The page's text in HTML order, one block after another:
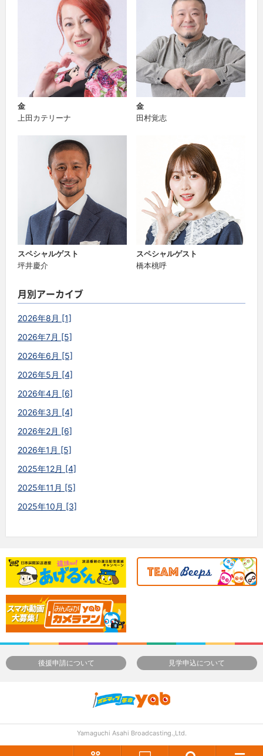
金
上田カテリーナ
金
田村覚志
スペシャルゲスト
坪井慶介
スペシャルゲスト
橋本桃呼
月別アーカイブ
2026年8月 [1]
2026年7月 [5]
2026年6月 [5]
2026年5月 [4]
2026年4月 [6]
2026年3月 [4]
2026年2月 [6]
2026年1月 [5]
2025年12月 [4]
2025年11月 [5]
2025年10月 [3]
後援申請について 見学申込について
Yamaguchi Asahi Broadcasting.,Ltd.